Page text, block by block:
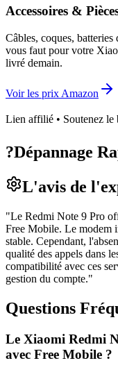
Accessoires &
Câbles, coques,
vous faut pour votre
livré demain.
Voir les prix Amazon
Lien affilié • Soutenez
?Dépannage
L'avis de
"Le Redmi Note 9 Pro
Free Mobile. Le modem
stable. Cependant,
qualité des appels dans
compatibilité avec ces
gestion du compte."
Questions
Le Xiaomi Redmi
avec Free Mobile ?